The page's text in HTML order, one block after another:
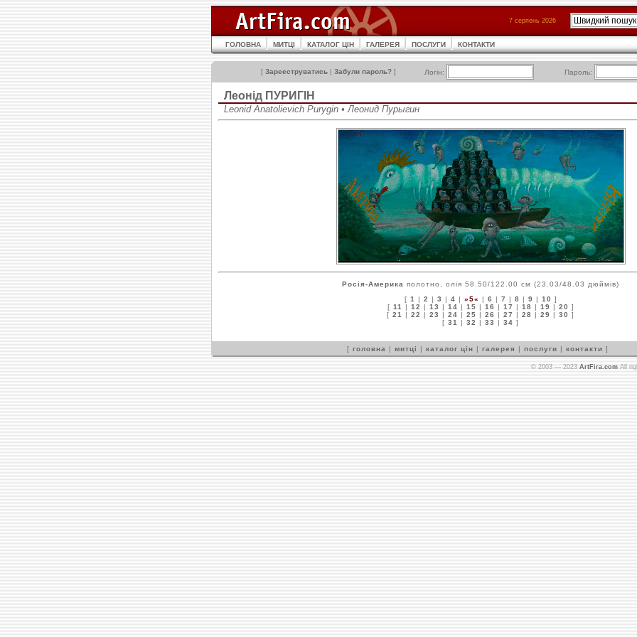
7 серпень 2026
ГОЛОВНА МИТЦІ КАТАЛОГ ЦІН ГАЛЕРЕЯ ПОСЛУГИ КОНТАКТИ
[ Зареєструватись | Забули пароль? ] Логін: Пароль:
Леонід ПУРИГІН
Leonid Anatolievich Purygin • Леонид Пурыгин
Росія-Америка полотно, олія 58.50/122.00 см (23.03/48.03 дюймів)
[ 1 | 2 | 3 | 4 | »5« | 6 | 7 | 8 | 9 | 10 ]
[ 11 | 12 | 13 | 14 | 15 | 16 | 17 | 18 | 19 | 20 ]
[ 21 | 22 | 23 | 24 | 25 | 26 | 27 | 28 | 29 | 30 ]
[ 31 | 32 | 33 | 34 ]
[ головна | митці | каталог цін | галерея | послуги | контакти ]
© 2003 — 2023 ArtFira.com All